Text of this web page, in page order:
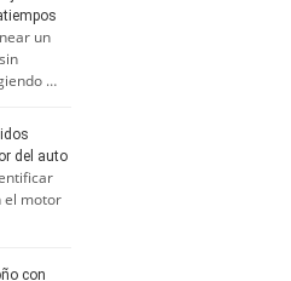
un
…
del auto
el motor
con